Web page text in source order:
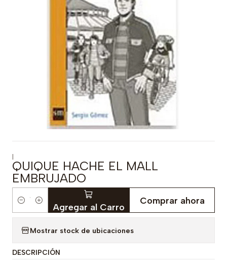
|
QUIQUE HACHE EL MALL
EMBRUJADO
Cantidad Agregar al Carro
Comprar ahora
Mostrar stock de ubicaciones
DESCRIPCIÓN